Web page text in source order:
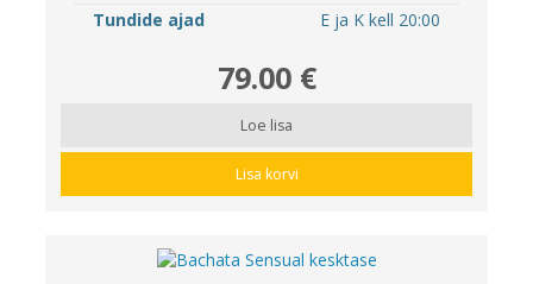
Tundide ajad
E ja K kell 20:00
79.00 €
Loe lisa
Lisa korvi